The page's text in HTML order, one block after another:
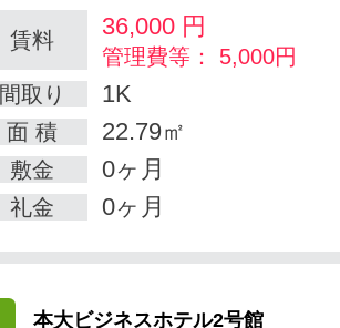
賃料 36,000 円
管理費等： 5,000円
間取り
1K
面 積 22.79㎡
敷金 0ヶ月
礼金 0ヶ月
本大ビジネスホテル2号館